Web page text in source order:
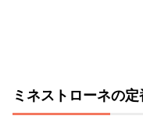
ミネストローネの定